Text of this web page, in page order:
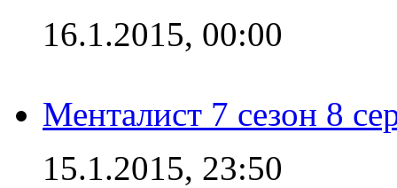
16.1.2015, 00:00
Менталист 7 сезон 8
15.1.2015, 23:50